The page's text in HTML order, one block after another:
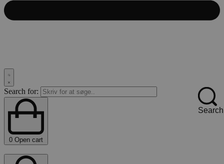
Search for:
Search
0 Open cart